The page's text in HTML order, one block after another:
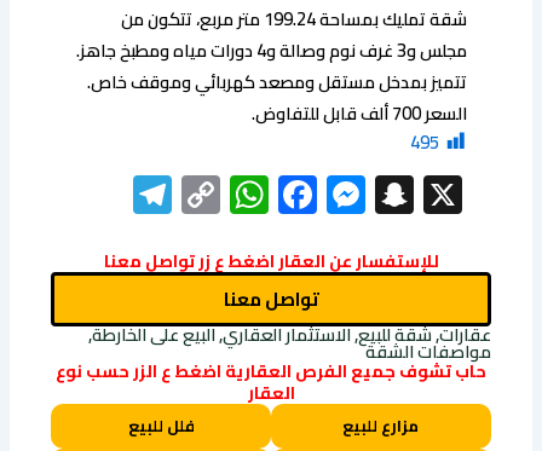
شقة تمليك بمساحة 199.24 متر مربع، تتكون من
مجلس و3 غرف نوم وصالة و4 دورات مياه ومطبخ جاهز.
تتميز بمدخل مستقل ومصعد كهربائي وموقف خاص.
السعر 700 ألف قابل للتفاوض.
495
X
Snapchat
Messenger
Facebook
WhatsApp
Copy
Link
للإستفسار عن العقار اضغط ع زر تواصل معنا
تواصل معنا
عقارات, شقة للبيع, الاستثمار العقاري, البيع على الخارطة,
مواصفات الشقة
حاب تشوف جميع الفرص العقارية اضغط ع الزر حسب نوع
العقار
مزارع للبيع فلل للبيع